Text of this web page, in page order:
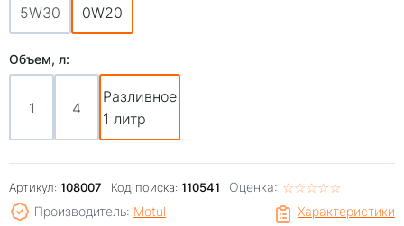
5W30 0W20
Объем, л:
1 4
Разливное
1 литр
Артикул: 108007 Код поиска: 110541 Оценка: ☆☆☆☆☆
★★★★★
Характеристики
Производитель: Motul